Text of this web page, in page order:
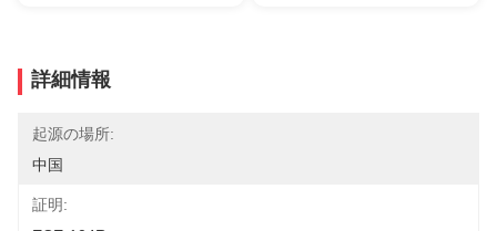
詳細情報
起源の場所:
中国
証明: